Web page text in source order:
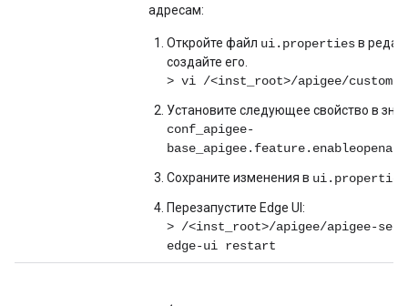
адресам:
Откройте файл ui.propertiesв
создайте его.
> vi /<inst_root>/apigee/
Установите следующее свойство в
conf_apigee-
Сохраните изменения в ui.properties
Перезапустите Edge UI:
> /<inst_root>/apigee/apigee-
edge-ui restart